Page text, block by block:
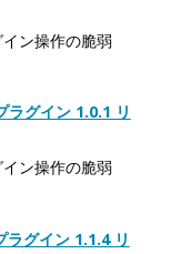
ン操作の脆弱
ラグイン 1.0.1 リ
ン操作の脆弱
ラグイン 1.1.4 リ